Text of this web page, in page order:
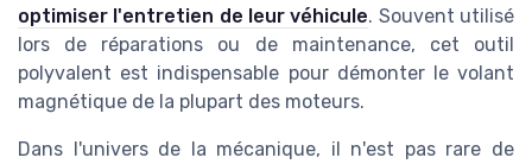
optimiser l'entretien de leur véhicule. Souvent utilisé
lors de réparations ou de maintenance, cet outil
polyvalent est indispensable pour démonter le volant
magnétique de la plupart des moteurs.
Dans l'univers de la mécanique, il n'est pas rare de